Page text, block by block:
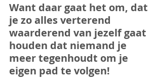
Want daar gaat het om, dat
je zo alles verterend
waarderend van jezelf gaat
houden dat niemand je
meer tegenhoudt om je
eigen pad te volgen!